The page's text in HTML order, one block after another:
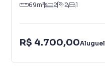
69m² 2 2 1
R$ 4.700,00Aluguel